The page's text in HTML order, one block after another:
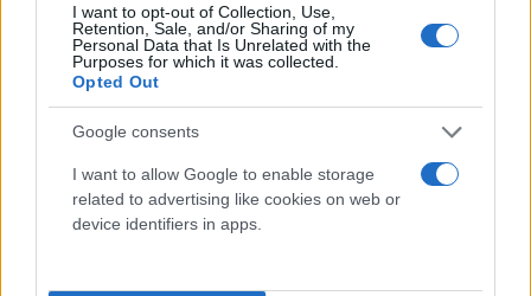
I want to opt-out of Collection, Use,
Retention, Sale, and/or Sharing of my
Personal Data that Is Unrelated with the
Purposes for which it was collected.
Opted Out
Google consents
I want to allow Google to enable storage
related to advertising like cookies on web or
device identifiers in apps.